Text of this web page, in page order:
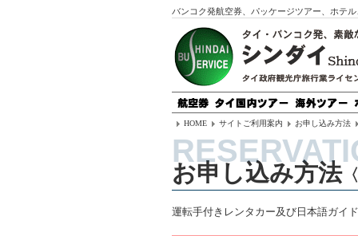
バンコク発航空券、パッケージツアー、ホテ
HOME サイトご利用案内 お申し込み方法
お申し込み方法
運転手付きレンタカー及び日本語ガイ